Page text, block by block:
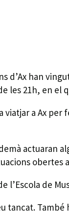
d’Ax han
les 21h, en
viatjar a Ax
l’Escola de
tancat.